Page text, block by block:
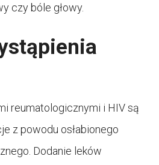
czy bóle głowy.
reumatologicznymi i HIV są
z powodu osłabionego
Dodanie leków